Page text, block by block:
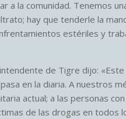
a la comunidad. Tenemos
hay que tenderle la
estériles y
de Tigre dijo:
en la diaria. A nuestros
actual; a las personas
de las drogas en todos